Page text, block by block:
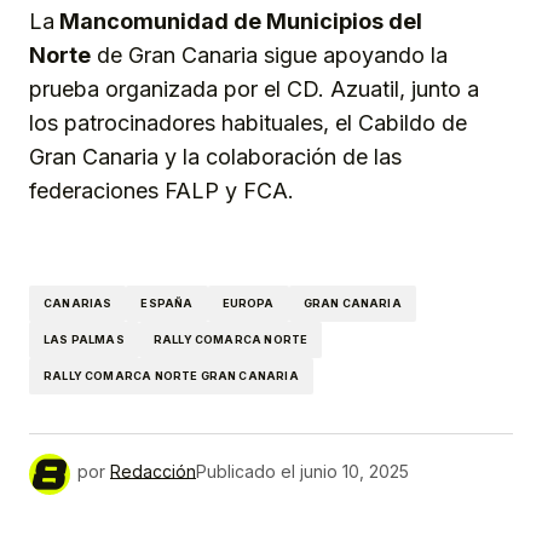
La Mancomunidad de Municipios del
Norte de Gran Canaria sigue apoyando la
prueba organizada por el CD. Azuatil, junto a
los patrocinadores habituales, el Cabildo de
Gran Canaria y la colaboración de las
federaciones FALP y FCA.
CANARIAS ESPAÑA EUROPA GRAN CANARIA
LAS PALMAS RALLY COMARCA NORTE
RALLY COMARCA NORTE GRAN CANARIA
por RedacciónPublicado el junio 10, 2025